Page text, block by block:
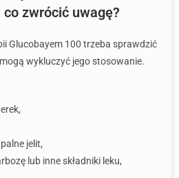
zwrócić uwagę?
Glucobayem 100 trzeba sprawdzić
wykluczyć jego stosowanie.
jelit,
lub inne składniki leku,